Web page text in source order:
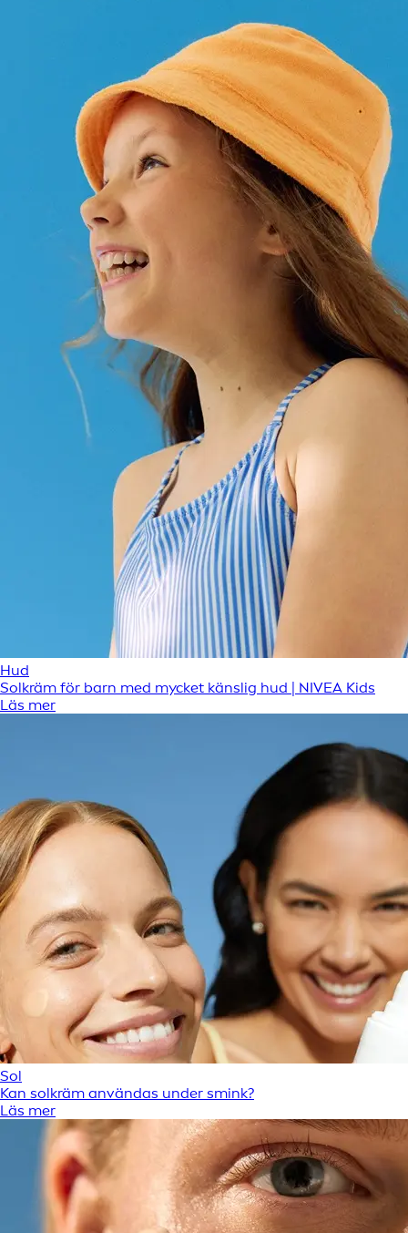
Hud
Solkräm för barn med mycket känslig hud | NIVEA Kids
Läs mer
Sol
Kan solkräm användas under smink?
Läs mer